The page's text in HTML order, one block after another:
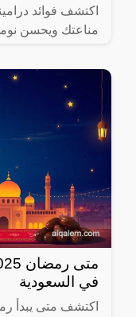
اكتشف فوائد
مناعتك ويحسن
في السعودية